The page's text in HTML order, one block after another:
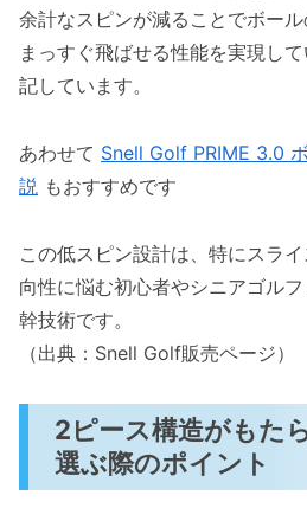
余計なスピンが減ることでボール
まっすぐ飛ばせる性能を実現し
記しています。
あわせて Snell Golf PRIME 3.0
説 もおすすめです
この低スピン設計は、特にスラ
向性に悩む初心者やシニアゴル
幹技術です。
（出典：Snell Golf販売ページ）
2ピース構造がもた
選ぶ際のポイント